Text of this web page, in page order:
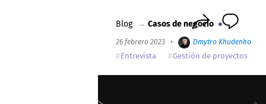
Blog → Casos de negocio
26 febrero 2023 • Dmytro Khudenko
Entrevista Gestión de proyectos